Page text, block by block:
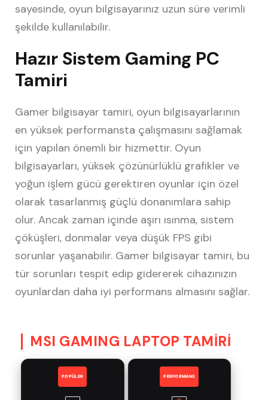
sayesinde, oyun bilgisayarınız uzun süre verimli
şekilde kullanılabilir.
Hazır Sistem Gaming PC
Tamiri
Gamer bilgisayar tamiri, oyun bilgisayarlarının
en yüksek performansta çalışmasını sağlamak
için yapılan önemli bir hizmettir. Oyun
bilgisayarları, yüksek çözünürlüklü grafikler ve
yoğun işlem gücü gerektiren oyunlar için özel
olarak tasarlanmış güçlü donanımlara sahip
olur. Ancak zaman içinde aşırı ısınma, sistem
çöküşleri, donmalar veya düşük FPS gibi
sorunlar yaşanabilir. Gamer bilgisayar tamiri, bu
tür sorunları tespit edip gidererek cihazınızın
oyunlardan daha iyi performans almasını sağlar.
MSI GAMING LAPTOP TAMİRİ
POPÜLER PERFORMANS